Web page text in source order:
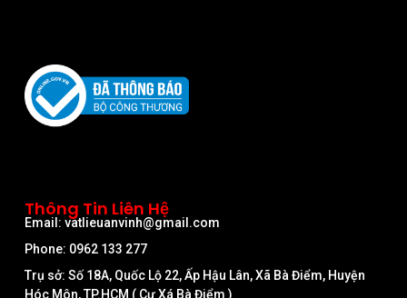
Thông Tin Liên Hệ
Email: vatlieuanvinh@gmail.com
Phone: 0962 133 277
Trụ sở: Số 18A, Quốc Lộ 22, Ấp Hậu Lân, Xã Bà Điểm, Huyện
Hóc Môn, TP.HCM ( Cư Xá Bà Điểm )